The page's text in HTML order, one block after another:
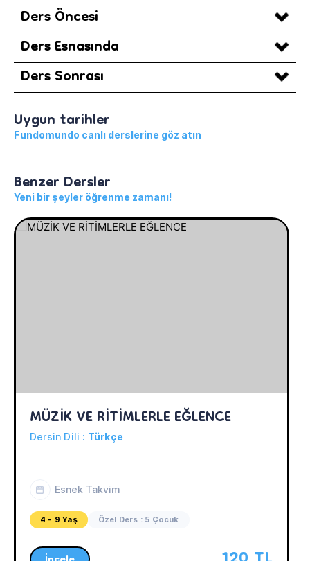
Ders Öncesi
Ders Esnasında
Ders Sonrası
Uygun tarihler
Fundomundo canlı derslerine göz atın
Benzer Dersler
Yeni bir şeyler öğrenme zamanı!
MÜZİK VE RİTİMLERLE EĞLENCE
Dersin Dili : Türkçe
Esnek Takvim
4 - 9 Yaş Özel Ders : 5 Çocuk